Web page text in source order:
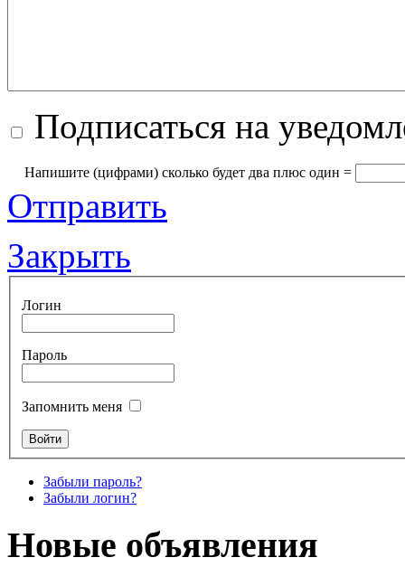
Подписаться на
Напишите (цифрами) сколько будет два плюc oдин =
Отправить
Закрыть
Логин
Пароль
Запомнить меня
Забыли пароль?
Забыли логин?
Новые объявления